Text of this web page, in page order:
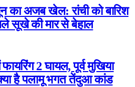
का अजब खेल: रांची को बारिश
सूखे की मार से बेहाल
2 घायल, पूर्व मुखिया
क्या है पलामू भगत तेंदुआ कांड